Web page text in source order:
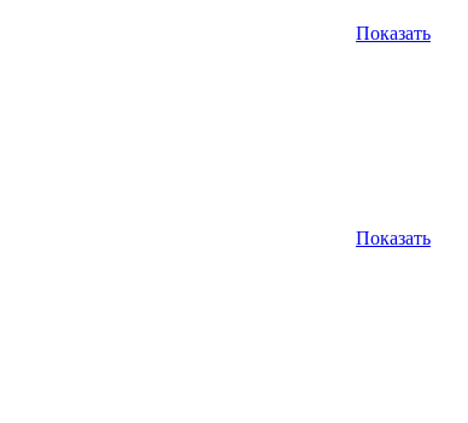
Показать
Показать